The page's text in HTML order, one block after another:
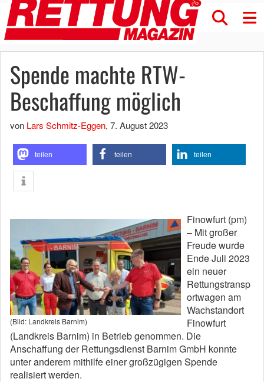
Spende machte RTW-
Beschaffung möglich
von Lars Schmitz-Eggen, 7. August 2023
teilen teilen teilen
(Bild: Landkreis Barnim)
Finowfurt (pm)
– Mit großer
Freude wurde
Ende Juli 2023
ein neuer
Rettungstransp
ortwagen am
Wachstandort
Finowfurt
(Landkreis Barnim) in Betrieb genommen. Die
Anschaffung der Rettungsdienst Barnim GmbH konnte
unter anderem mithilfe einer großzügigen Spende
realisiert werden.